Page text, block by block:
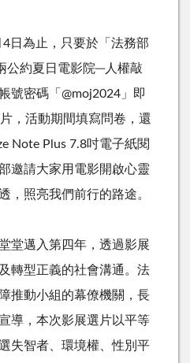
日為止，只要於​「法務部
公約夏日電影院─人權敲
號密碼「 @moj2024 」即
，活動期間填寫問卷，還
Note Plus 7.8吋電子紙閱
邀請大家用電影開啟心靈
，照亮我們前行的路途。
堂邁入第四年，透過影展
轉型正義的社會溝通。法
推動小組的幕僚機關，長
導，本次影展選片以平等
失智者、環境權、性別平